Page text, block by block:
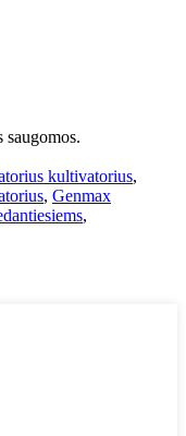
kultivatorius,
, Genmax
,